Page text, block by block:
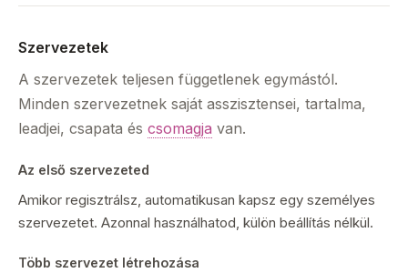
Szervezetek
A szervezetek teljesen függetlenek egymástól.
Minden szervezetnek saját asszisztensei, tartalma,
leadjei, csapata és csomagja van.
Az első szervezeted
Amikor regisztrálsz, automatikusan kapsz egy személyes
szervezetet. Azonnal használhatod, külön beállítás nélkül.
Több szervezet létrehozása